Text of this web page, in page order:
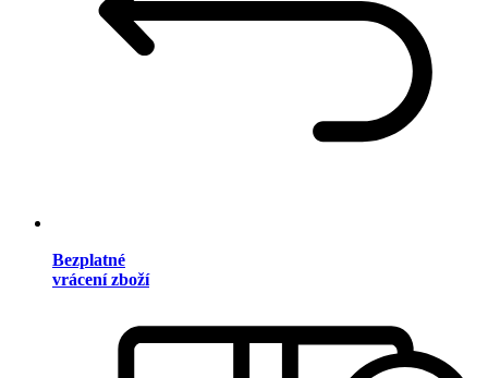
Bezplatné
vrácení zboží